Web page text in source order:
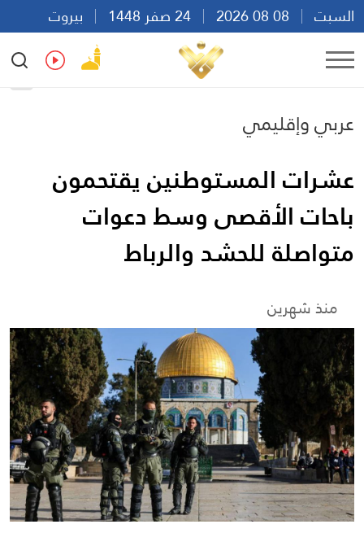
السبت
بيروت
05:28
Ar
عربي وإقليمي
عشرات المستوطنين يقتحمون
باحات الأقصى وسط دعوات
متواصلة للحشد والرباط
منذ شهرين